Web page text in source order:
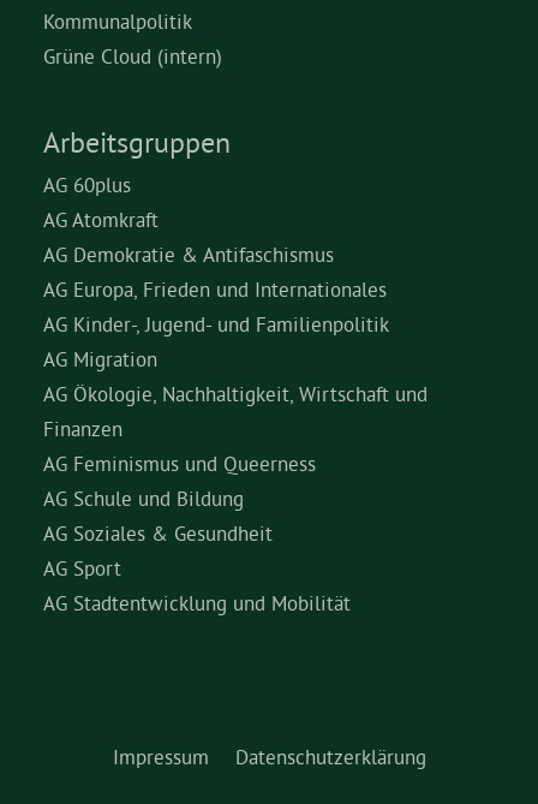
Kommunalpolitik
Grüne Cloud (intern)
Arbeitsgruppen
AG 60plus
AG Atomkraft
AG Demokratie & Antifaschismus
AG Europa, Frieden und Internationales
AG Kinder-, Jugend- und Familienpolitik
AG Migration
AG Ökologie, Nachhaltigkeit, Wirtschaft und
Finanzen
AG Feminismus und Queerness
AG Schule und Bildung
AG Soziales & Gesundheit
AG Sport
AG Stadtentwicklung und Mobilität
Impressum Datenschutzerklärung